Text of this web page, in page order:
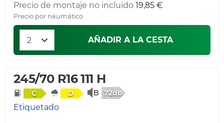
Precio de montaje no incluido 19,85 €
Precio por neumático
AÑADIR A LA CESTA
245/70 R16 111 H
C D 72db
Etiquetado